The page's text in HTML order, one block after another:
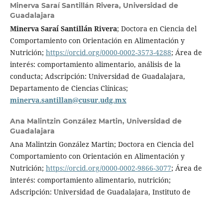
Minerva Saraí Santillán Rivera, Universidad de
Guadalajara
Minerva Saraí Santillán Rivera; Doctora en Ciencia del
Comportamiento con Orientación en Alimentación y
Nutrición; https://orcid.org/0000-0002-3573-4288; Área de
interés: comportamiento alimentario, análisis de la
conducta; Adscripción: Universidad de Guadalajara,
Departamento de Ciencias Clínicas;
minerva.santillan@cusur.udg.mx
Ana Malintzin González Martin, Universidad de
Guadalajara
Ana Malintzin González Martin; Doctora en Ciencia del
Comportamiento con Orientación en Alimentación y
Nutrición; https://orcid.org/0000-0002-9866-3077; Área de
interés: comportamiento alimentario, nutrición;
Adscripción: Universidad de Guadalajara, Instituto de